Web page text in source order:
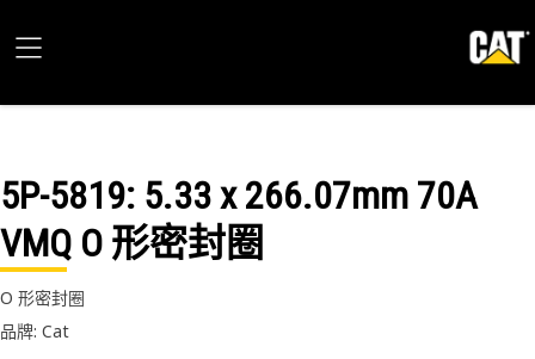
5P-5819: 5.33 x 266.07mm 70A
VMQ O 形密封圈
O 形密封圈
品牌: Cat